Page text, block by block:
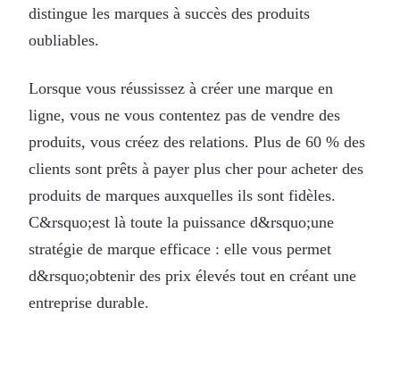
distingue les marques à succès des produits
oubliables.
Lorsque vous réussissez à créer une marque en
ligne, vous ne vous contentez pas de vendre des
produits, vous créez des relations. Plus de 60 % des
clients sont prêts à payer plus cher pour acheter des
produits de marques auxquelles ils sont fidèles.
C&rsquo;est là toute la puissance d&rsquo;une
stratégie de marque efficace : elle vous permet
d&rsquo;obtenir des prix élevés tout en créant une
entreprise durable.